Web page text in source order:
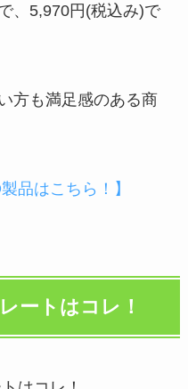
、5,970円(税込み)で
方も満足感のある商
品はこちら！】
ートはコレ！